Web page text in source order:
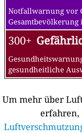
Notfallwarnung vor
300+
gesundheitliche
Um mehr über
erfahren,